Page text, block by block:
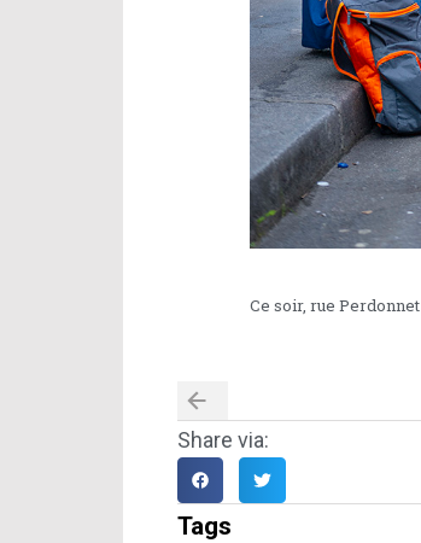
Ce soir, rue Perdonnet
Share via:
Tags